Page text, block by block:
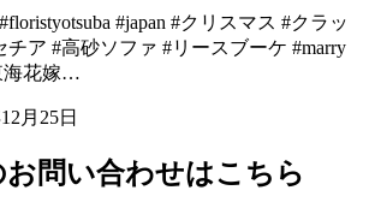
#japan #クリスマス #クラッ
ア #高砂ソファ #リースブーケ #marry
海花嫁…
月25日